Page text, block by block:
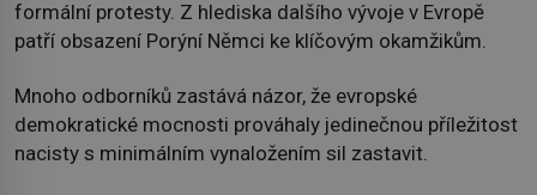
formální protesty. Z hlediska dalšího vývoje v Evropě
patří obsazení Porýní Němci ke klíčovým okamžikům.
Mnoho odborníků zastává názor, že evropské
demokratické mocnosti prováhaly jedinečnou příležitost
nacisty s minimálním vynaložením sil zastavit.